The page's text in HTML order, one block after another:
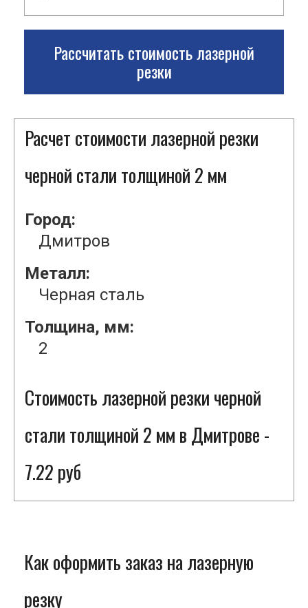
Рассчитать стоимость лазерной
резки
Расчет стоимости лазерной резки
черной стали толщиной 2 мм
Город:
Дмитров
Металл:
Черная сталь
Толщина, мм:
2
Стоимость лазерной резки черной
стали толщиной 2 мм в Дмитрове -
7.22 руб
Как оформить заказ на лазерную
резку